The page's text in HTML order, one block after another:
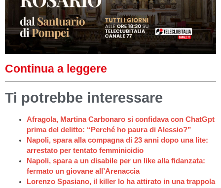
Continua a leggere
Ti potrebbe interessare
Afragola, Martina Carbonaro si confidava con ChatGpt
prima del delitto: “Perché ho paura di Alessio?”
Napoli, spara alla compagna di 23 anni dopo una lite:
arrestato per tentato femminicidio
Napoli, spara a un disabile per un like alla fidanzata:
fermato un giovane all’Arenaccia
Lorenzo Spasiano, il killer lo ha attirato in una trappola